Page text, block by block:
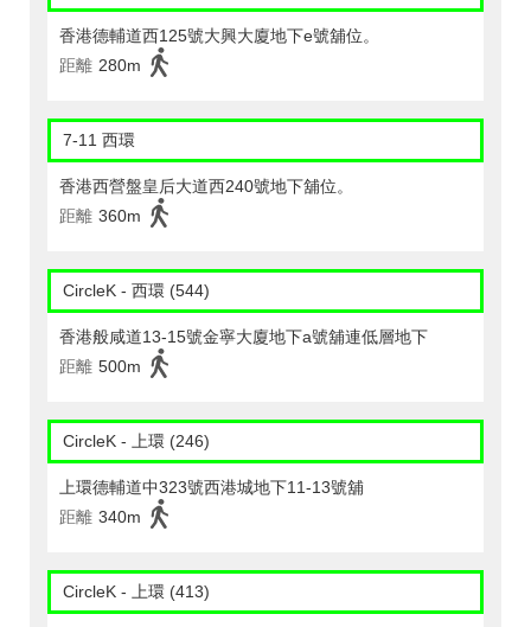
香港德輔道西125號大興大廈地下e號舖位。
距離 280m
7-11 西環
香港西營盤皇后大道西240號地下舖位。
距離 360m
CircleK - 西環 (544)
香港般咸道13-15號金寧大廈地下a號舖連低層地下
距離 500m
CircleK - 上環 (246)
上環德輔道中323號西港城地下11-13號舖
距離 340m
CircleK - 上環 (413)